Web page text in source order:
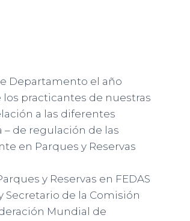
Departamento el año
los practicantes de nuestras
a las diferentes
de regulación de las
en Parques y Reservas
y Reservas en FEDAS
Secretario de la Comisión
Mundial de